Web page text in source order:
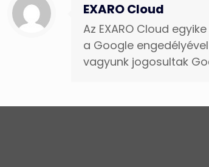
EXARO Cloud
Az EXARO Cloud
a Google
vagyunk jogosultak